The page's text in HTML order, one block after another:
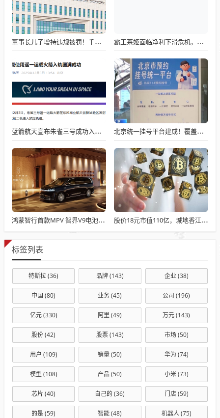
董事长儿子增持违规被罚！千红制药市值128亿，半年净赚2.58亿却踩雷信托5年 霸王茶姬面临净利下滑危机，急需策略调整与谋变
蓝箭航天宣布朱雀三号成功入轨，技术突破五大项，深入排查回收失败原因 北京统一挂号平台建成！覆盖近300家二三甲医院号源
鸿蒙智行首款MPV 智界V9电池信息曝光：WLTC最远续航223km 股价18元市值110亿，城地香江却被查出连续7季财报失真
标签列表
特斯拉(36) 品牌(143) 企业(38)
中国 (80) 业务(45) 公司 (196)
亿元(330) 阿里(49) 万元(143)
股份(42) 股票(143) 市场(50)
用户 (109) 销量(50) 华为 (74)
模型(108) 产品 (50) 小米(73)
芯片 (40) 自己的 (36) 门店(59)
的是(59) 智能(48) 机器人(75)